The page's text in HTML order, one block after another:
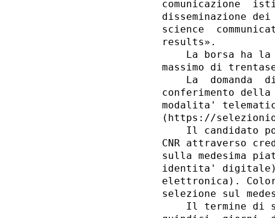
comunicazione
disseminazione
science
results».
La borsa ha la
massimo di
La  domanda
conferimento
modalita'
(https://
Il candidato
CNR attraverso
sulla medesima
identita' digitale)
elettronica).
selezione sul
Il termine di